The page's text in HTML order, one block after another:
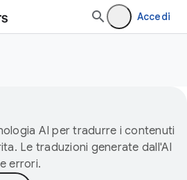
Accedi
AI per tradurre i contenuti
Le traduzioni generate dall'AI
errori.